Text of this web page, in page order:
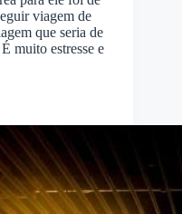
viagem de
que seria de
muito estresse e